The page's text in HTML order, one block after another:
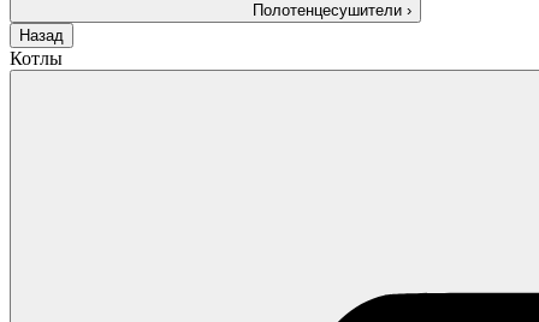
Полотенцесушители ›
Назад
Котлы